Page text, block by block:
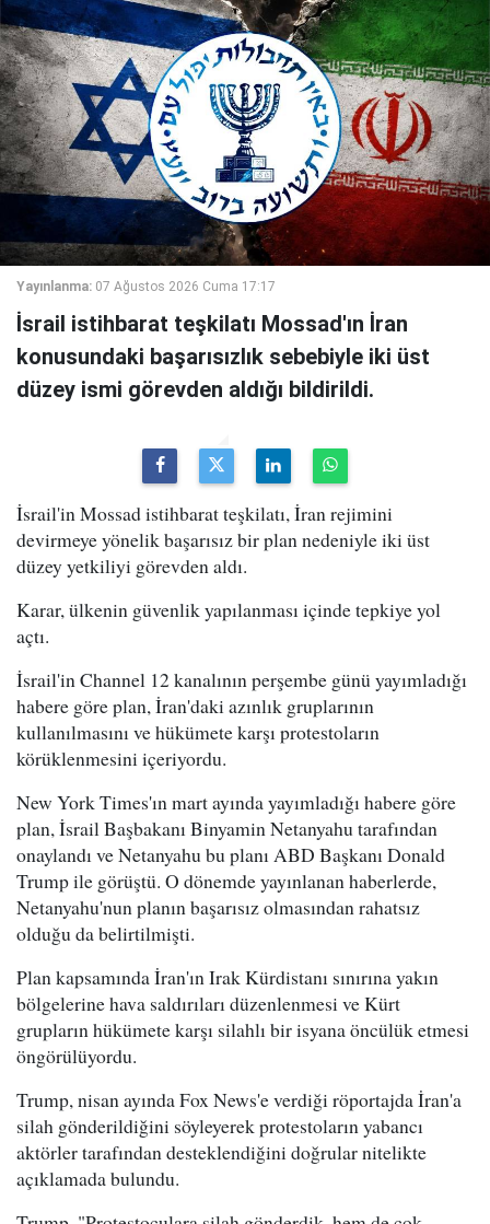
Yayınlanma: 07 Ağustos 2026 Cuma 17:17
İsrail istihbarat teşkilatı Mossad'ın İran
konusundaki başarısızlık sebebiyle iki üst
düzey ismi görevden aldığı bildirildi.
İsrail'in Mossad istihbarat teşkilatı, İran rejimini
devirmeye yönelik başarısız bir plan nedeniyle iki üst
düzey yetkiliyi görevden aldı.
Karar, ülkenin güvenlik yapılanması içinde tepkiye yol
açtı.
İsrail'in Channel 12 kanalının perşembe günü yayımladığı
habere göre plan, İran'daki azınlık gruplarının
kullanılmasını ve hükümete karşı protestoların
körüklenmesini içeriyordu.
New York Times'ın mart ayında yayımladığı habere göre
plan, İsrail Başbakanı Binyamin Netanyahu tarafından
onaylandı ve Netanyahu bu planı ABD Başkanı Donald
Trump ile görüştü. O dönemde yayınlanan haberlerde,
Netanyahu'nun planın başarısız olmasından rahatsız
olduğu da belirtilmişti.
Plan kapsamında İran'ın Irak Kürdistanı sınırına yakın
bölgelerine hava saldırıları düzenlenmesi ve Kürt
grupların hükümete karşı silahlı bir isyana öncülük etmesi
öngörülüyordu.
Trump, nisan ayında Fox News'e verdiği röportajda İran'a
silah gönderildiğini söyleyerek protestoların yabancı
aktörler tarafından desteklendiğini doğrular nitelikte
açıklamada bulundu.